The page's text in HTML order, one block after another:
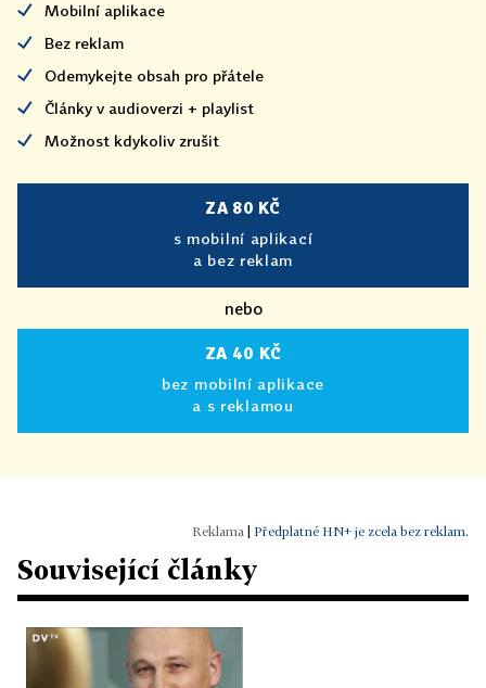
Mobilní aplikace
Bez reklam
Odemykejte obsah pro přátele
Články v audioverzi + playlist
Možnost kdykoliv zrušit
ZA 80 KČ
s mobilní aplikací
a bez reklam
nebo
ZA 40 KČ
bez mobilní aplikace
a s reklamou
Předplatné HN+ je zcela bez reklam.
Související články